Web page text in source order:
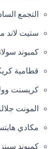
التجمع
ستيت لاند
كمبوند
قطامية
كريسنت
المونت
مكادي
كمبوند سينز